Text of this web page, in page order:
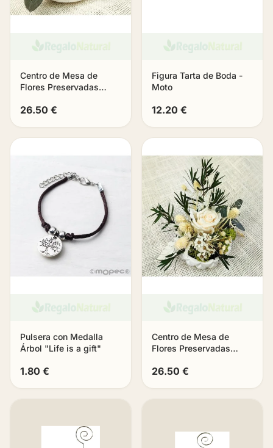
Centro de Mesa de
Flores Preservadas
26.50 €
Figura Tarta de Boda -
Moto
12.20 €
Pulsera con Medalla
Árbol "Life is a gift"
1.80 €
Centro de Mesa de
Flores Preservadas
26.50 €